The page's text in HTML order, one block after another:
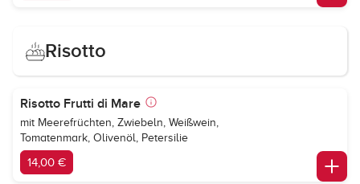
Risotto
Risotto Frutti di Mare
mit Meerefrüchten, Zwiebeln, Weißwein,
Tomatenmark, Olivenöl, Petersilie
14,00 €